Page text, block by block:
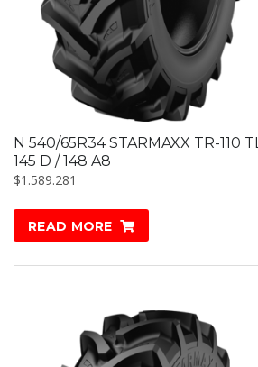
N 540/65R34 STARMAXX TR-110 TL
145 D / 148 A8
$1.589.281
READ MORE